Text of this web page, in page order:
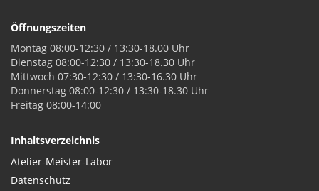
Öffnungszeiten
Montag 08:00-12:30 / 13:30-18.00 Uhr
Dienstag 08:00-12:30 / 13:30-18.30 Uhr
Mittwoch 07:30-12:30 / 13:30-16.30 Uhr
Donnerstag 08:00-12:30 / 13:30-18.30 Uhr
Freitag 08:00-14:00
Inhaltsverzeichnis
Atelier-Meister-Labor
Datenschutz